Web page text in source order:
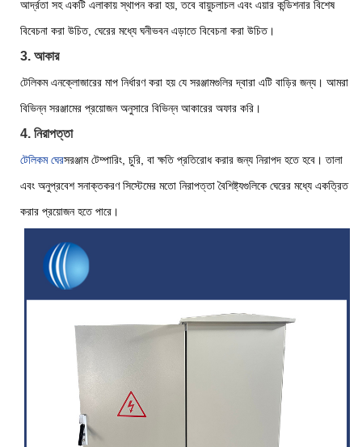
আর্দ্রতা সহ একটি এলাকায় স্থাপন করা হয়, তবে বায়ুচলাচল এবং এয়ার কন্ডিশনার বিশেষ
বিবেচনা করা উচিত, ঘেরের মধ্যে ঘনীভবন এড়াতে বিবেচনা করা উচিত।
3. আকার
টেলিকম এনক্লোজারের মাপ নির্ধারণ করা হয় যে সরঞ্জামগুলির দ্বারা এটি বাড়ির জন্য। আমরা
বিভিন্ন সরঞ্জামের প্রয়োজন অনুসারে বিভিন্ন আকারের অফার করি।
4. নিরাপত্তা
টেলিকম ঘেরসরঞ্জাম টেম্পারিং, চুরি, বা ক্ষতি প্রতিরোধ করার জন্য নিরাপদ হতে হবে। তালা
এবং অনুপ্রবেশ সনাক্তকরণ সিস্টেমের মতো নিরাপত্তা বৈশিষ্ট্যগুলিকে ঘেরের মধ্যে একত্রিত
করার প্রয়োজন হতে পারে।